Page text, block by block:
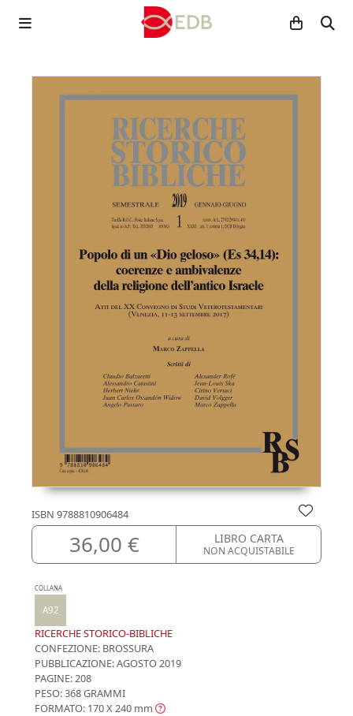
ISBN 9788810906484
36,00 € LIBRO CARTA
NON ACQUISTABILE
COLLANA
A92
RICERCHE STORICO-BIBLICHE
CONFEZIONE: BROSSURA
PUBBLICAZIONE:AGOSTO 2019
PAGINE: 208
PESO: 368 GRAMMI
FORMATO: 170 X 240 mm